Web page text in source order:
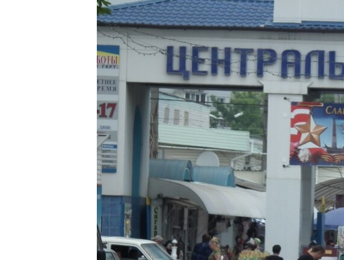
УКРАЇНСЬКА ПРОБЛЕМА КРИМУ